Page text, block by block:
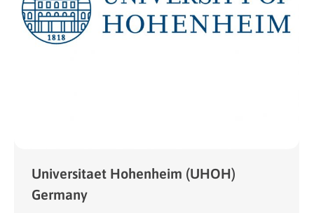
Universitaet Hohenheim (UHOH)
Germany